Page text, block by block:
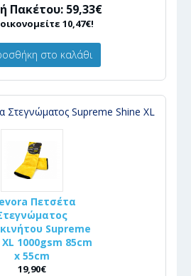
Πακέτου: 59,33€
10,47€!
στο καλάθι
Στεγνώματος Supreme Shine XL
Πετσέτα
Supreme
1000gsm 85cm
x 55cm
19,90€